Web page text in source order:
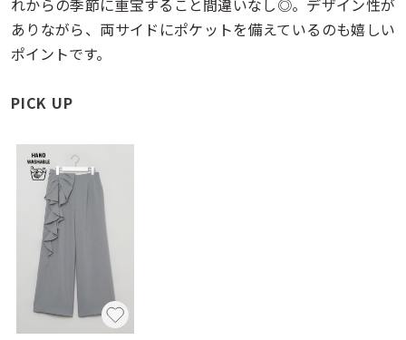
ありながら、両サイドにポケットを備えているのも嬉しい
ポイントです。
PICK UP